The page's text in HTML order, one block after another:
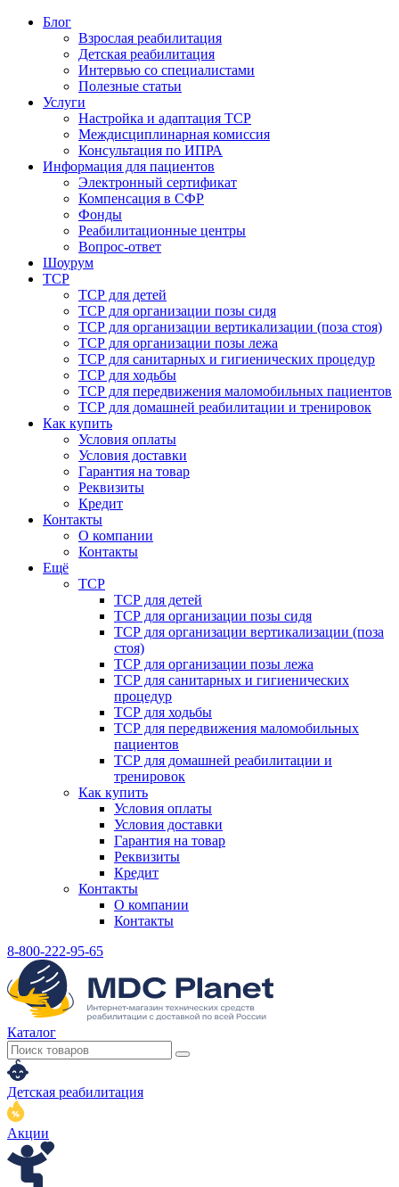
Блог
Взрослая реабилитация
Детская реабилитация
Интервью со специалистами
Полезные статьи
Услуги
Настройка и адаптация ТСР
Междисциплинарная комиссия
Консультация по ИПРА
Информация для пациентов
Электронный сертификат
Компенсация в СФР
Фонды
Реабилитационные центры
Вопрос-ответ
Шоурум
ТСР
ТСР для детей
ТСР для организации позы сидя
ТСР для организации вертикализации (поза стоя)
ТСР для организации позы лежа
ТСР для санитарных и гигиенических процедур
ТСР для ходьбы
ТСР для передвижения маломобильных пациентов
ТСР для домашней реабилитации и тренировок
Как купить
Условия оплаты
Условия доставки
Гарантия на товар
Реквизиты
Кредит
Контакты
О компании
Контакты
Ещё
ТСР
ТСР для детей
ТСР для организации позы сидя
ТСР для организации вертикализации (поза
стоя)
ТСР для организации позы лежа
ТСР для санитарных и гигиенических
процедур
ТСР для ходьбы
ТСР для передвижения маломобильных
пациентов
ТСР для домашней реабилитации и
тренировок
Как купить
Условия оплаты
Условия доставки
Гарантия на товар
Реквизиты
Кредит
Контакты
О компании
Контакты
8-800-222-95-65
Каталог
Детская реабилитация
Акции